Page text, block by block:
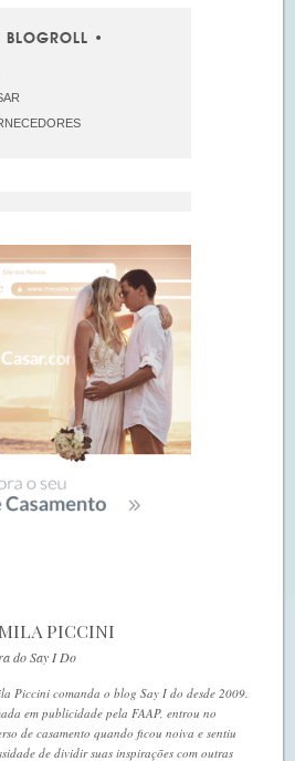
BLOGROLL
PICCINI
do Say I Do
Piccini comanda o blog Say I do desde 2009.
em publicidade pela FAAP, entrou no
de casamento quando ficou noiva e sentiu
de dividir suas inspirações com outras